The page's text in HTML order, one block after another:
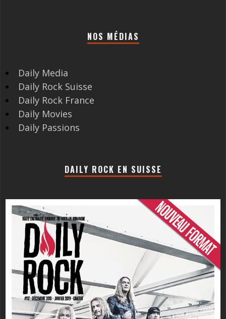
NOS MÉDIAS
Daily Media
Daily Rock Suisse
Daily Rock France
Daily Movies
Daily Passions
DAILY ROCK EN SUISSE